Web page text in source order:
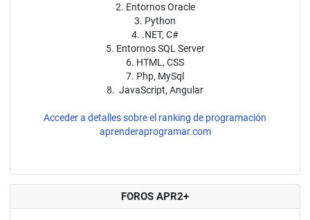
2. Entornos Oracle
3. Python
4. .NET, C#
5. Entornos SQL Server
6. HTML, CSS
7. Php, MySql
8. JavaScript, Angular
Acceder a detalles sobre el ranking de programación
aprenderaprogramar.com
FOROS APR2+